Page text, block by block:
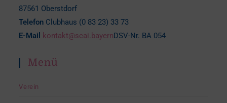
87561 Oberstdorf
Telefon Clubhaus (0 83 23) 33 73
E-Mail
kontakt@scai.bayernDSV-Nr. BA 054
Menü
Verein